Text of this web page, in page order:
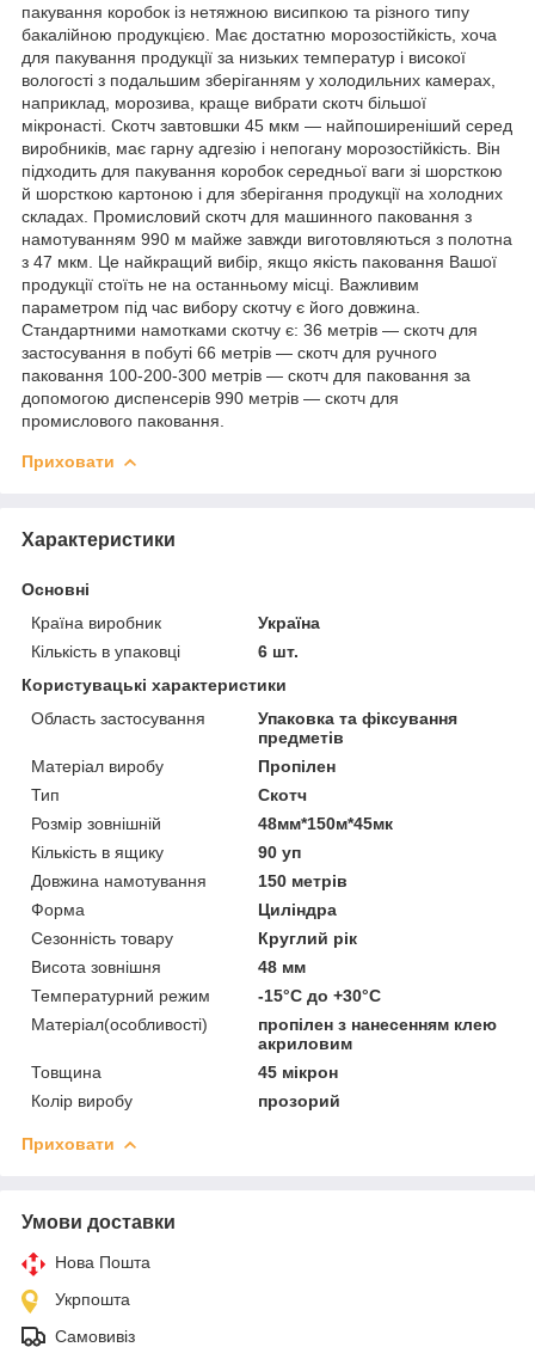
пакування коробок із нетяжною висипкою та різного типу
бакалійною продукцією. Має достатню морозостійкість, хоча
для пакування продукції за низьких температур і високої
вологості з подальшим зберіганням у холодильних камерах,
наприклад, морозива, краще вибрати скотч більшої
мікронасті. Скотч завтовшки 45 мкм — найпоширеніший серед
виробників, має гарну адгезію і непогану морозостійкість. Він
підходить для пакування коробок середньої ваги зі шорсткою
й шорсткою картоною і для зберігання продукції на холодних
складах. Промисловий скотч для машинного паковання з
намотуванням 990 м майже завжди виготовляються з полотна
з 47 мкм. Це найкращий вибір, якщо якість паковання Вашої
продукції стоїть не на останньому місці. Важливим
параметром під час вибору скотчу є його довжина.
Стандартними намотками скотчу є: 36 метрів — скотч для
застосування в побуті 66 метрів — скотч для ручного
паковання 100-200-300 метрів — скотч для паковання за
допомогою диспенсерів 990 метрів — скотч для
промислового паковання.
Приховати
Характеристики
Основні
Країна виробник
Україна
Кількість в упаковці
6 шт.
Користувацькі характеристики
Область застосування
Упаковка та фіксування
предметів
Матеріал виробу
Пропілен
Тип
Скотч
Розмір зовнішній
48мм*150м*45мк
Кількість в ящику
90 уп
Довжина намотування
150 метрів
Форма
Циліндра
Сезонність товару
Круглий рік
Висота зовнішня
48 мм
Температурний режим
-15°С до +30°С
Матеріал(особливості)
пропілен з нанесенням клею
акриловим
Товщина
45 мікрон
Колір виробу
прозорий
Приховати
Умови доставки
Нова Пошта
Укрпошта
Самовивіз